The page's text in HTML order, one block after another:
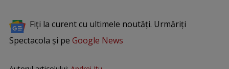
Fiți la curent cu ultimele noutăți. Urmăriți
Spectacola și pe Google News